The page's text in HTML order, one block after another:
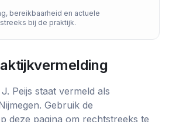
bereikbaarheid en actuele
bij de praktijk.
Peijs staat vermeld als
. Gebruik de
deze pagina om rechtstreeks te